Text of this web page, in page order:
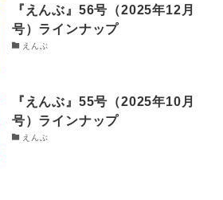
『えんぶ』56号（2025年12月
号）ラインナップ
えんぶ
『えんぶ』55号（2025年10月
号）ラインナップ
えんぶ